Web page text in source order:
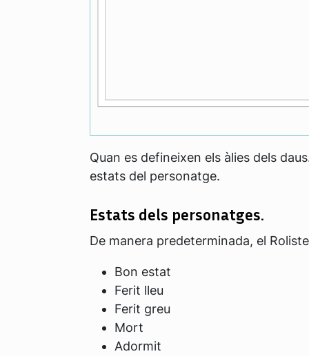
Quan es defineixen els àlies dels
estats del personatge.
Estats dels personatges.
De manera predeterminada, el
Bon estat
Ferit lleu
Ferit greu
Mort
Adormit